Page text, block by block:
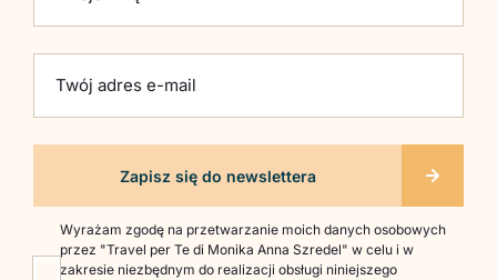
Twój adres e-mail
Wyrażam zgodę na przetwarzanie moich danych osobowych
przez "Travel per Te di Monika Anna Szredel" w celu i w
zakresie niezbędnym do realizacji obsługi niniejszego